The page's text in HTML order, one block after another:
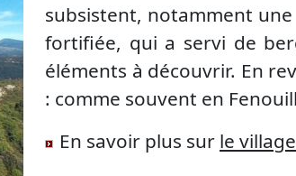
subsistent, notamment
fortifiée, qui a servi de
éléments à découvrir. En
: comme souvent en
En savoir plus sur le